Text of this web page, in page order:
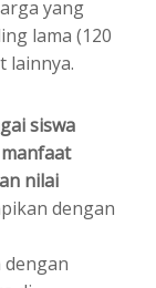
yang
lama (120
lainnya.
siswa
nilai
dengan
dengan